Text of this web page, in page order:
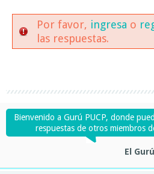
Por favor, ingresa o
las respuestas.
Bienvenido a Gurú PUCP, donde
respuestas de otros miembros
El Gurú